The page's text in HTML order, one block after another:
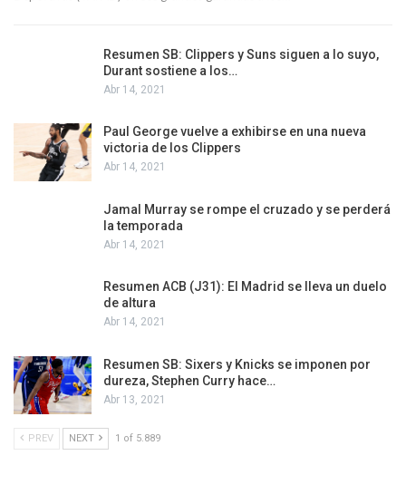
Resumen SB: Clippers y Suns siguen a lo suyo,
Durant sostiene a los…
Abr 14, 2021
Paul George vuelve a exhibirse en una nueva
victoria de los Clippers
Abr 14, 2021
Jamal Murray se rompe el cruzado y se perderá
la temporada
Abr 14, 2021
Resumen ACB (J31): El Madrid se lleva un duelo
de altura
Abr 14, 2021
Resumen SB: Sixers y Knicks se imponen por
dureza, Stephen Curry hace…
Abr 13, 2021
PREV NEXT 1 of 5.889